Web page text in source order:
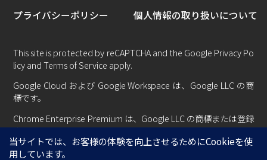
プライバシーポリシー 個人情報の取り扱いについて
This site is protected by reCAPTCHA and the Google Privacy Po
licyandTerms of Service apply.
Google Cloud および Google Workspace は、Google LLC の商
標です。
Chrome Enterprise Premium は、Google LLC の商標または登録
商標です。
Copyright © Centillion System All rights reserved.